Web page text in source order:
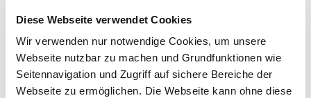
Diese Webseite verwendet Cookies
Wir verwenden nur notwendige Cookies, um unsere
Webseite nutzbar zu machen und Grundfunktionen wie
Seitennavigation und Zugriff auf sichere Bereiche der
Webseite zu ermöglichen. Die Webseite kann ohne diese